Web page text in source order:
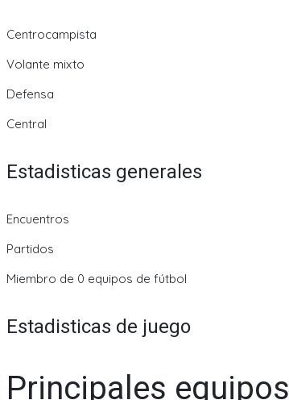
Centrocampista
Volante mixto
Defensa
Central
Estadisticas generales
Encuentros
Partidos
Miembro de 0 equipos de fútbol
Estadisticas de juego
Principales equipos